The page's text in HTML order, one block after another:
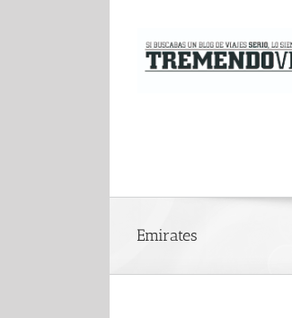
Emirates